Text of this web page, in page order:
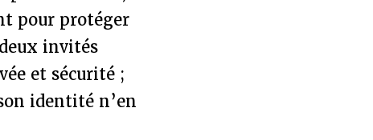
pour protéger
invités
et sécurité ;
identité n’en